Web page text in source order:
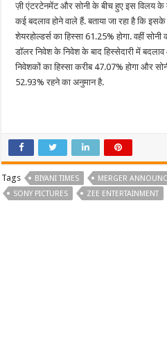
ज़ी एंटरटेनमेंट और सोनी के बीच हुए इस विलय के
कई बदलाव होने वाले हैं. बताया जा रहा है कि
शेयरहोल्डर्स का हिस्सा 61.25% होगा. वहीं
डॉलर निवेश के निवेश के बाद हिस्सेदारी में
निवेशकों का हिस्सा करीब 47.07% होगा और
52.93% रहने का अनुमान है.
Tags BIYANI TIMES MERGER
SONY PICTURES
ZEE ENTERTAINMENT